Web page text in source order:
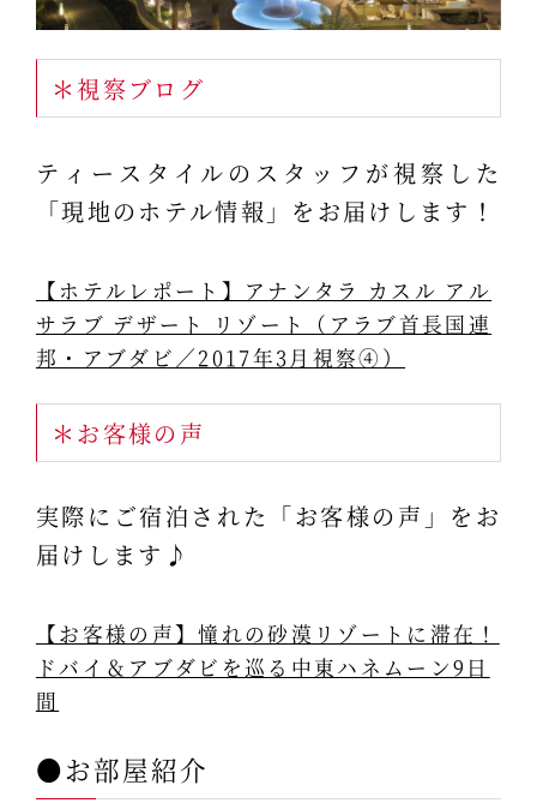
＊視察ブログ
ティースタイルのスタッフが視察した
「現地のホテル情報」をお届けします！
【ホテルレポート】アナンタラ カスル アル
サラブ デザート リゾート（アラブ首長国連
邦・アブダビ／2017年3月視察④）
＊お客様の声
実際にご宿泊された「お客様の声」をお
届けします♪
【お客様の声】憧れの砂漠リゾートに滞在！
ドバイ＆アブダビを巡る中東ハネムーン9日
間
●お部屋紹介